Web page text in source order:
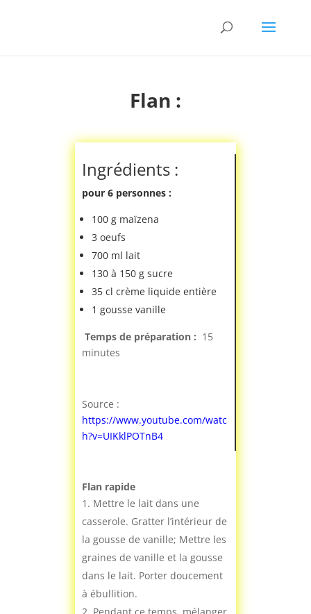
Flan :
Ingrédients :
pour 6 personnes :
100 g maïzena
3 oeufs
700 ml lait
130 à 150 g sucre
35 cl crème liquide entière
1 gousse vanille
Temps de préparation : 15
minutes
Source :
https://www.youtube.com/watc
h?v=UIKklPOTnB4
Flan rapide
Mettre le lait dans une
casserole. Gratter l’intérieur de
la gousse de vanille; Mettre les
graines de vanille et la gousse
dans le lait. Porter doucement
à ébullition.